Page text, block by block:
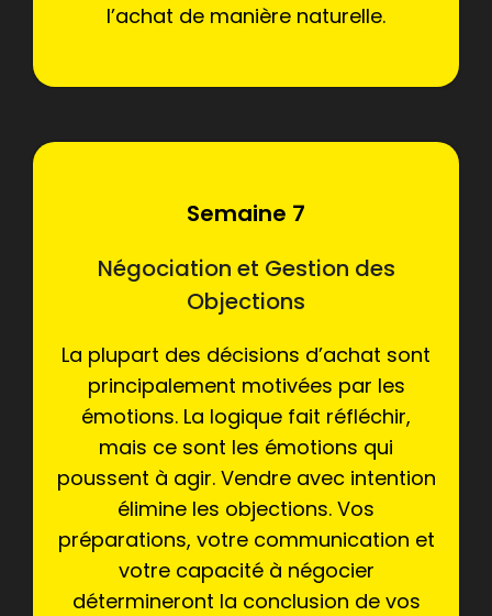
l’achat de manière naturelle.
Semaine 7
Négociation et Gestion des
Objections
La plupart des décisions d’achat sont
principalement motivées par les
émotions. La logique fait réfléchir,
mais ce sont les émotions qui
poussent à agir. Vendre avec intention
élimine les objections. Vos
préparations, votre communication et
votre capacité à négocier
détermineront la conclusion de vos